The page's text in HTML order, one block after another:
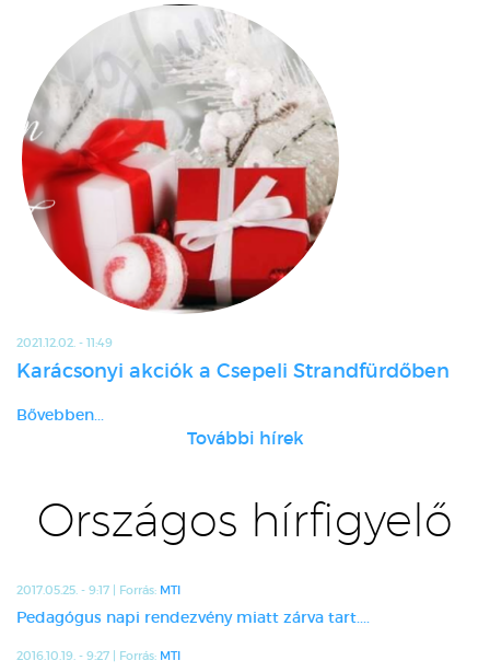
2021.12.02. - 11:49
Karácsonyi akciók a Csepeli Strandfürdőben
Bővebben...
További hírek
Országos hírfigyelő
2017.05.25. - 9:17 | Forrás: MTI
Pedagógus napi rendezvény miatt zárva tart....
2016.10.19. - 9:27 | Forrás: MTI